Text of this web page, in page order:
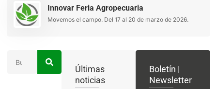
Innovar Feria Agropecuaria
Movemos el campo. Del 17 al 20 de marzo de 2026.
Últimas
noticias
Boletín |
Newsletter